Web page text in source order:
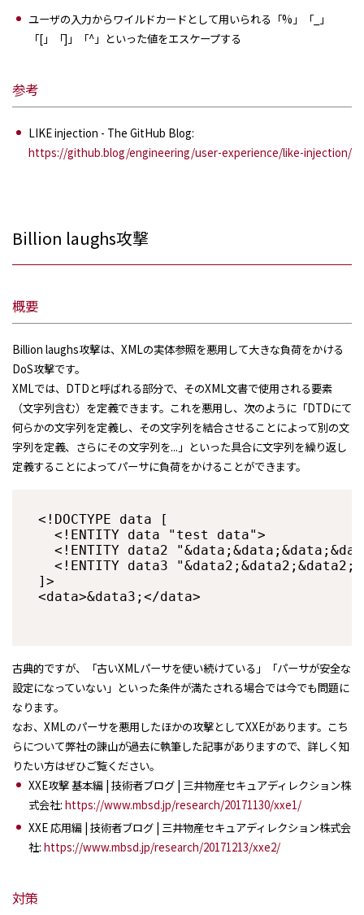
ユーザの入力からワイルドカードとして用いられる「%」「_」
「[」「]」「^」といった値をエスケープする
参考
LIKE injection - The GitHub Blog:
https://github.blog/engineering/user-experience/like-injection/
Billion laughs攻撃
概要
Billion laughs攻撃は、XMLの実体参照を悪用して大きな負荷をかける
DoS攻撃です。
XMLでは、DTDと呼ばれる部分で、そのXML文書で使用される要素
（文字列含む）を定義できます。これを悪用し、次のように「DTDにて
何らかの文字列を定義し、その文字列を結合させることによって別の文
字列を定義、さらにその文字列を...」といった具合に文字列を繰り返し
定義することによってパーサに負荷をかけることができます。
<!DOCTYPE data [
  <!ENTITY data "test data">
<!ENTITY data2
<!ENTITY data3
]>
古典的ですが、「古いXMLパーサを使い続けている」「パーサが安全な
設定になっていない」といった条件が満たされる場合では今でも問題に
なります。
なお、XMLのパーサを悪用したほかの攻撃としてXXEがあります。こち
らについて弊社の諌山が過去に執筆した記事がありますので、詳しく知
りたい方はぜひご覧ください。
XXE攻撃 基本編 | 技術者ブログ | 三井物産セキュアディレクション株
式会社: https://www.mbsd.jp/research/20171130/xxe1/
XXE 応用編 | 技術者ブログ | 三井物産セキュアディレクション株式会
社: https://www.mbsd.jp/research/20171213/xxe2/
対策